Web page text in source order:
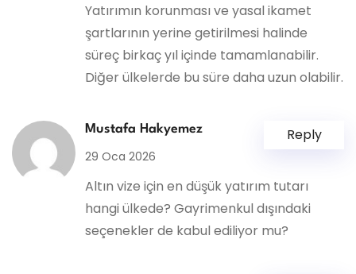
Yatırımın korunması ve yasal ikamet
şartlarının yerine getirilmesi halinde
süreç birkaç yıl içinde tamamlanabilir.
Diğer ülkelerde bu süre daha uzun olabilir.
Mustafa Hakyemez
29 Oca 2026
Altın vize için en düşük yatırım tutarı
hangi ülkede? Gayrimenkul dışındaki
seçenekler de kabul ediliyor mu?
Reply